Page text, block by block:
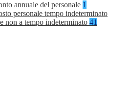
annuale del personale 1
personale tempo indeterminato
non a tempo indeterminato 41